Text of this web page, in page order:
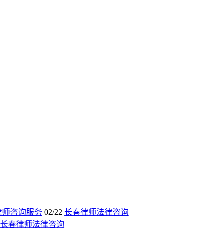
咨询服务 02/22 长春律师法律咨询
长春律师法律咨询